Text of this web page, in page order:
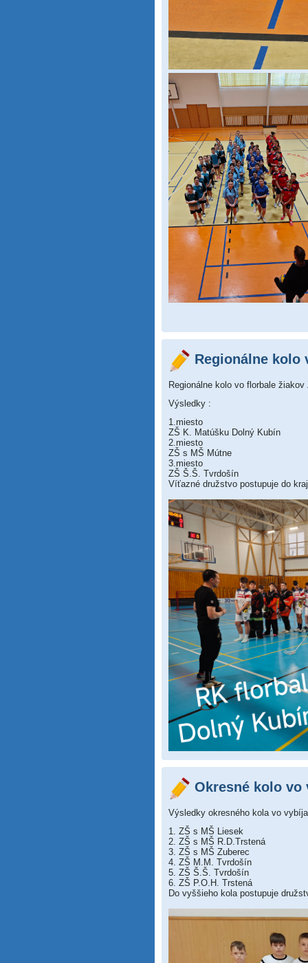
Regionálne kolo
Regionálne kolo vo florbale
Výsledky :
1.miesto
ZŠ K. Matúšku Dolný Kubín
2.miesto
ZŠ s MŠ Mútne
3.miesto
ZŠ Š.Š. Tvrdošín
Víťazné družstvo postupuje do
Okresné kolo vo
Výsledky okresného kola vo
1. ZŠ s MŠ Liesek
2. ZŠ s MŠ R.D.Trstená
3. ZŠ s MŠ Zuberec
4. ZŠ M.M. Tvrdošín
5. ZŠ Š.Š. Tvrdošín
6. ZŠ P.O.H. Trstená
Do vyššieho kola postupuje